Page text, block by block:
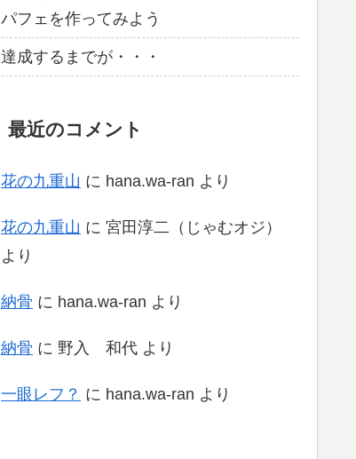
パフェを作ってみよう
達成するまでが・・・
最近のコメント
花の九重山 に hana.wa-ran より
花の九重山 に 宮田淳二（じゃむオジ）
より
納骨 に hana.wa-ran より
納骨 に 野入 和代 より
一眼レフ？ に hana.wa-ran より